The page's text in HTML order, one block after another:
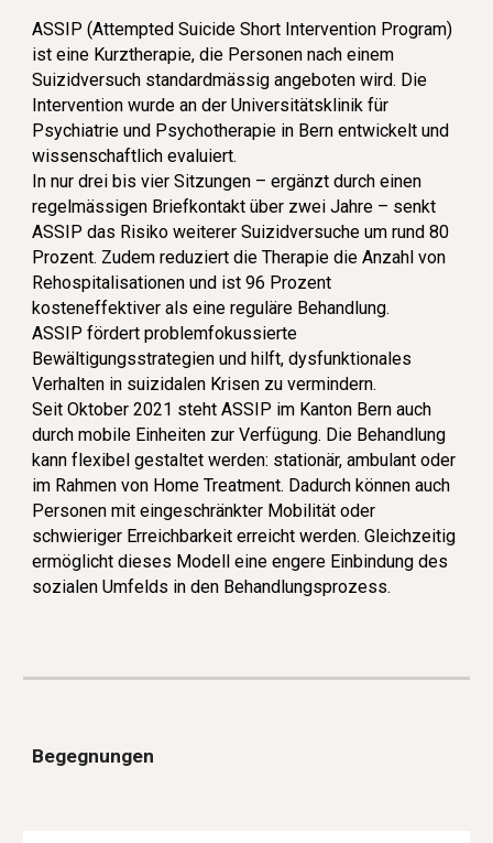
ASSIP (Attempted Suicide Short Intervention Program)
ist eine Kurztherapie, die Personen nach einem
Suizidversuch standardmässig angeboten wird. Die
Intervention wurde an der Universitätsklinik für
Psychiatrie und Psychotherapie in Bern entwickelt und
wissenschaftlich evaluiert.
In nur drei bis vier Sitzungen – ergänzt durch einen
regelmässigen Briefkontakt über zwei Jahre – senkt
ASSIP das Risiko weiterer Suizidversuche um rund 80
Prozent. Zudem reduziert die Therapie die Anzahl von
Rehospitalisationen und ist 96 Prozent
kosteneffektiver als eine reguläre Behandlung.
ASSIP fördert problemfokussierte
Bewältigungsstrategien und hilft, dysfunktionales
Verhalten in suizidalen Krisen zu vermindern.
Seit Oktober 2021 steht ASSIP im Kanton Bern auch
durch mobile Einheiten zur Verfügung. Die Behandlung
kann flexibel gestaltet werden: stationär, ambulant oder
im Rahmen von Home Treatment. Dadurch können auch
Personen mit eingeschränkter Mobilität oder
schwieriger Erreichbarkeit erreicht werden. Gleichzeitig
ermöglicht dieses Modell eine engere Einbindung des
sozialen Umfelds in den Behandlungsprozess.
Begegnungen